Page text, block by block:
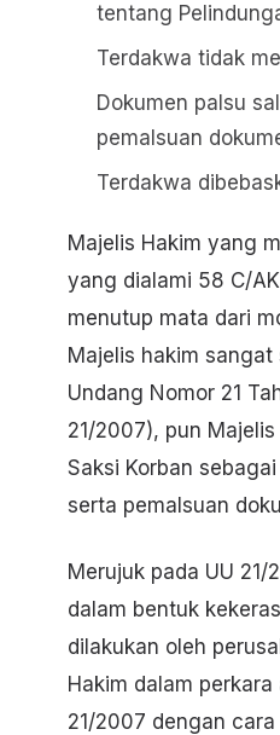
tentang
Terdakwa tidak
Dokumen palsu
pemalsuan
Terdakwa
Majelis Hakim yang
yang dialami 58 C/
menutup mata dari
Majelis hakim
Undang Nomor 21
21/2007), pun
Saksi Korban
serta pemalsuan
Merujuk pada UU
dalam bentuk
dilakukan oleh
Hakim dalam
21/2007 dengan